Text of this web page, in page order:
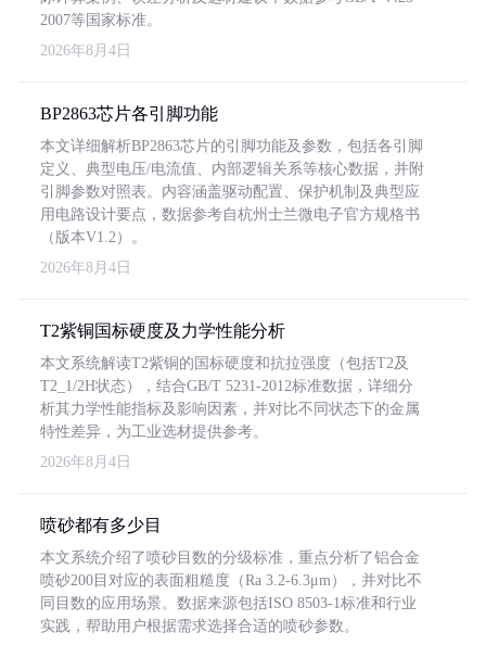
2007等国家标准。
2026年8月4日
BP2863芯片各引脚功能
本文详细解析BP2863芯片的引脚功能及参数，包括各引脚
定义、典型电压/电流值、内部逻辑关系等核心数据，并附
引脚参数对照表。内容涵盖驱动配置、保护机制及典型应
用电路设计要点，数据参考自杭州士兰微电子官方规格书
（版本V1.2）。
2026年8月4日
T2紫铜国标硬度及力学性能分析
本文系统解读T2紫铜的国标硬度和抗拉强度（包括T2及
T2_1/2H状态），结合GB/T 5231-2012标准数据，详细分
析其力学性能指标及影响因素，并对比不同状态下的金属
特性差异，为工业选材提供参考。
2026年8月4日
喷砂都有多少目
本文系统介绍了喷砂目数的分级标准，重点分析了铝合金
喷砂200目对应的表面粗糙度（Ra 3.2-6.3μm），并对比不
同目数的应用场景。数据来源包括ISO 8503-1标准和行业
实践，帮助用户根据需求选择合适的喷砂参数。